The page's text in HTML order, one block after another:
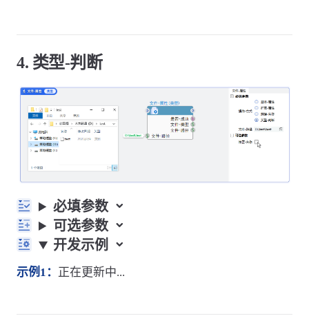
4. 类型-判断
必填参数
可选参数
开发示例
示例1： 正在更新中...